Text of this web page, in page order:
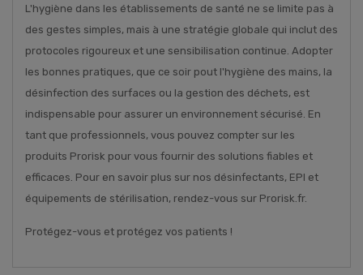
L'hygiène dans les établissements de santé ne se limite pas à
des gestes simples, mais à une stratégie globale qui inclut des
protocoles rigoureux et une sensibilisation continue. Adopter
les bonnes pratiques, que ce soir pout l'hygiène des mains, la
désinfection des surfaces ou la gestion des déchets, est
indispensable pour assurer un environnement sécurisé. En
tant que professionnels, vous pouvez compter sur les
produits Prorisk pour vous fournir des solutions fiables et
efficaces. Pour en savoir plus sur nos désinfectants, EPI et
équipements de stérilisation, rendez-vous sur Prorisk.fr.
Protégez-vous et protégez vos patients !